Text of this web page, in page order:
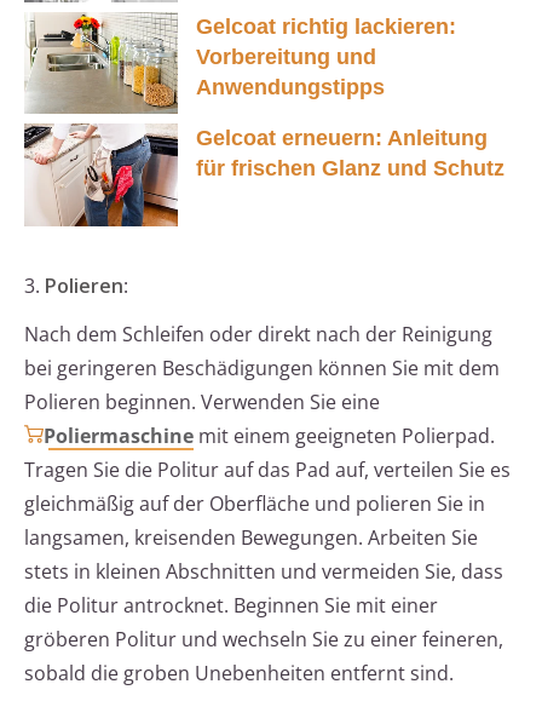
Gelcoat richtig lackieren:
Vorbereitung und
Anwendungstipps
Gelcoat erneuern: Anleitung
für frischen Glanz und Schutz
3. Polieren:
Nach dem Schleifen oder direkt nach der Reinigung
bei geringeren Beschädigungen können Sie mit dem
Polieren beginnen. Verwenden Sie eine
Poliermaschine mit einem geeigneten Polierpad.
Tragen Sie die Politur auf das Pad auf, verteilen Sie es
gleichmäßig auf der Oberfläche und polieren Sie in
langsamen, kreisenden Bewegungen. Arbeiten Sie
stets in kleinen Abschnitten und vermeiden Sie, dass
die Politur antrocknet. Beginnen Sie mit einer
gröberen Politur und wechseln Sie zu einer feineren,
sobald die groben Unebenheiten entfernt sind.